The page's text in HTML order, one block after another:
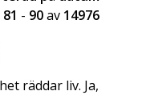
81 - 90av 14976
räddar liv. Ja,